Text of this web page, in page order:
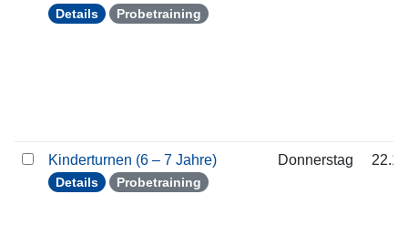
Details Probetraining
Kinderturnen (6 – 7 Jahre)
Details Probetraining
Donnerstag